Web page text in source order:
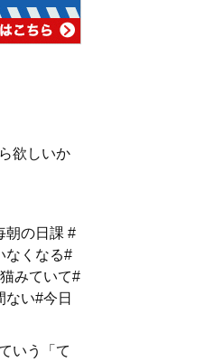
欲しいか
朝の日課 #
なくなる#
みていて#
ない#今日
いう「て